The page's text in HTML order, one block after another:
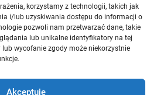
korzystamy z technologii, takich jak
i/lub uzyskiwania dostępu do informacji o
pozwoli nam przetwarzać dane, takie
lub unikalne identyfikatory na tej
wycofanie zgody może niekorzystnie
Akceptuję